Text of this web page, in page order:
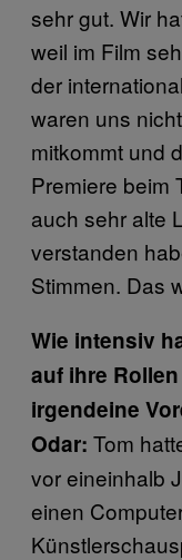
sehr gut. Wir
weil im Film
der
waren uns
mitkommt und
Premiere beim
auch sehr alte
verstanden
Stimmen. Das
Wie intensiv
auf ihre
irgendeine
Odar: Tom
vor eineinhalb
einen